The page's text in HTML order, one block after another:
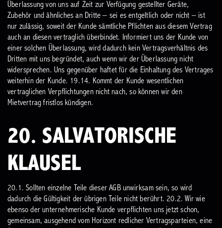
Überlassung von uns auf Zeit zur Verfügung gestellter Geräte,
Zubehör und ähnliches an Dritte – sei es entgeltlich oder nicht – ist
nur zulässig, soweit der Kunde sämtliche Pflichten aus diesem Vertrag
auch an diesen vertraglich überbindet. Informiert uns der Kunde von
einer solchen Überlassung, wird dadurch kein Vertragsverhältnis des
Dritten mit uns begründet, auch wenn wir der Überlassung nicht
widersprechen. Uns gegenüber haftet für die Einhaltung des Vertrages
weiterhin der Kunde. 19.14. Kommt der Kunde wesentlichen
vertraglichen Verpflichtungen nicht nach, so können wir den
Mietvertrag fristlos kündigen.
20. SALVATORISCHE
KLAUSEL
20.1. Sollten einzelne Teile dieser AGB unwirksam sein, so wird
dadurch die Gültigkeit der übrigen Teile nicht berührt. 20.2. Wir wie
ebenso der unternehmerische Kunde verpflichten uns jetzt schon,
gemeinsam, ausgehend vom Horizont redlicher Vertragsparteien, eine